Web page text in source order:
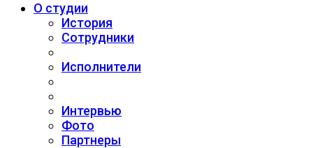
О студии
История
Сотрудники
Исполнители
Интервью
Фото
Партнеры